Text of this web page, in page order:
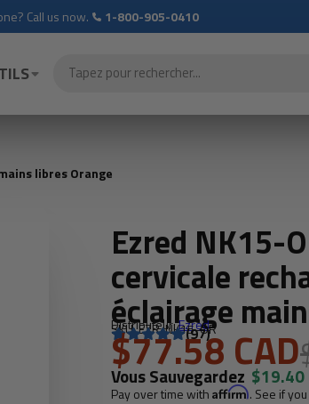
Call us now. 1-800-905-0410
libres Orange
Ezred NK15-
cervicale
éclairage
Distributeur:Ezred
SKU: EZR-NK15-OR
(97)
$77.58 CAD
Vous Sauvegardez $19.40
Pay over time with Affirm. See if